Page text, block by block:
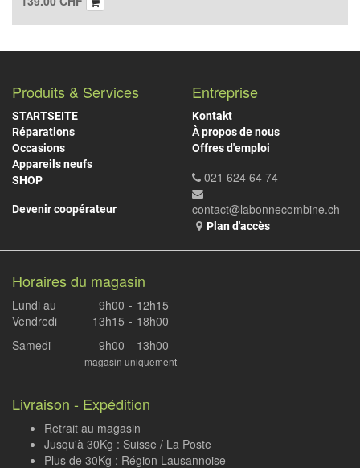
Produits & Services
STARTSEITE
Réparations
Occasions
Appareils neufs
SHOP
Devenir coopérateur
Entreprise
Kontakt
À propos de nous
Offres d'emploi
021 624 64 74
contact@labonnecombine.ch
Plan d'accès
Horaires du magasin
Lundi au
Vendredi
9h00
13h15
-
-
12h15
18h00
Samedi
9h00 - 13h00
magasin uniquement
Livraison - Expédition
Retrait au magasin
Jusqu'à 30Kg : Suisse / La Poste
Plus de 30Kg : Région Lausannoise